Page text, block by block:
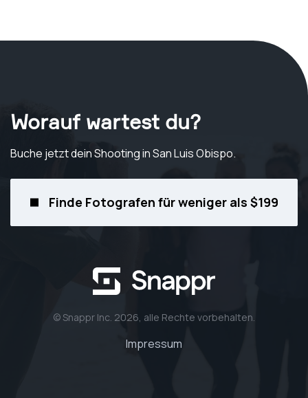
Worauf wartest du?
Buche jetzt dein Shootingin San Luis Obispo.
Finde Fotografen für weniger als $199
© Snappr Inc. 2026, alle Rechte vorbehalten.
Impressum